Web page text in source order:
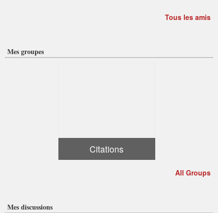
Tous les amis
Mes groupes
Citations
All Groups
Mes discussions